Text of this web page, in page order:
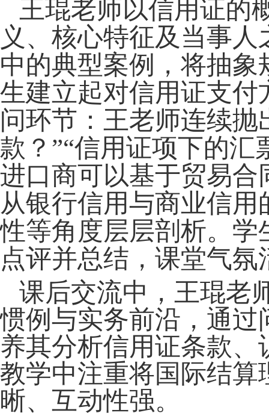
王琨老师以信用证的
义、核心特征及当事
中的典型案例，将抽
生建立起对信用证支
问环节：王老师连续抛
款？”“信用证项下的汇
进口商可以基于贸易
从银行信用与商业信
性等角度层层剖析。
点评并总结，课堂气
课后交流中，王琨老
惯例与实务前沿，通
养其分析信用证条款
教学中注重将国际结
晰、互动性强。